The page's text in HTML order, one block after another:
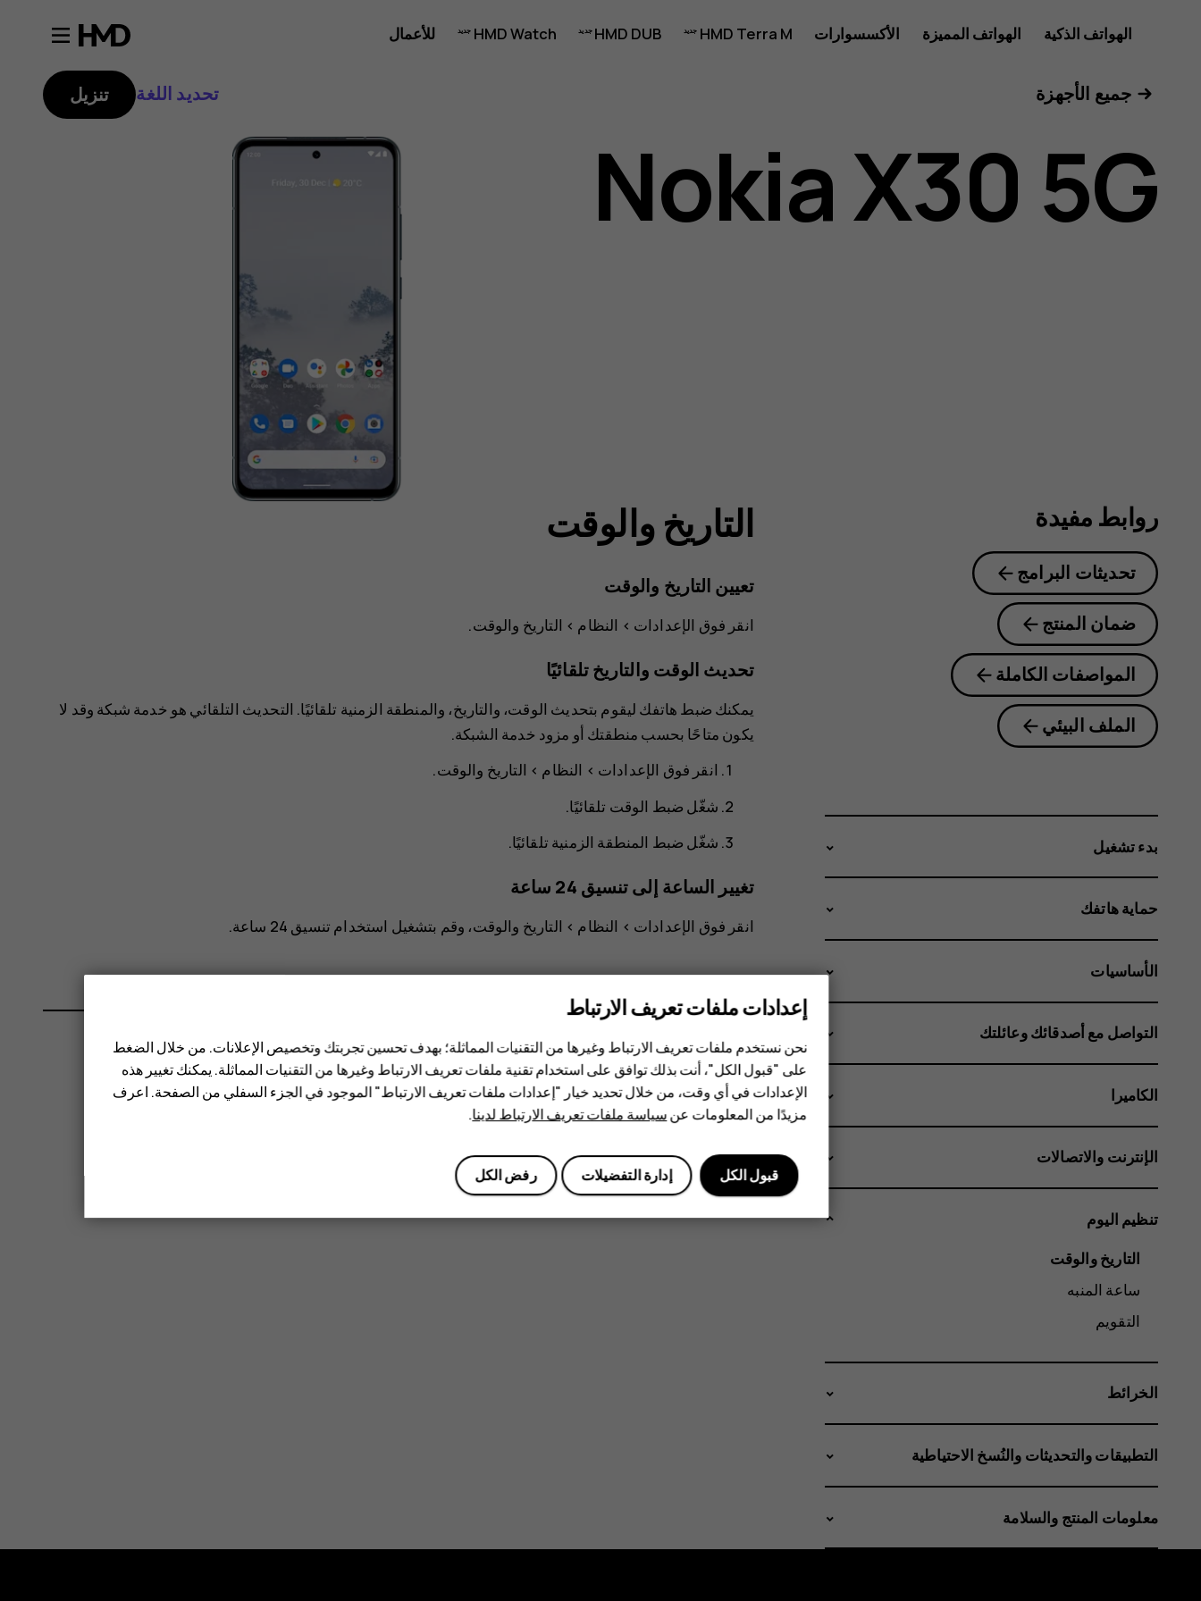
دليل
مستخدم
Nokia
الهواتف الذكية الهواتف المميزة الأكسسوارات HMD Terra M
HMD DUB
HMD Watch
للأعمال
جميع الأجهزة تحديد اللغة تنزيل
Nokia X30 5G
التاريخ والوقت
تعيين التاريخ والوقت
انقر فوق > النظام > التاريخ والوقت.
تحديث الوقت والتاريخ تلقائيًا
يمكنك ضبط هاتفك ليقوم بتحديث الوقت، والتاريخ، والمنطقة الزمنية تلقائيًا. التحديث التلقائي هو خدمة شبكة وقد لا
يكون متاحًا بحسب منطقتك أو مزود خدمة الشبكة.
انقر فوق
> النظام > التاريخ والوقت.
شغّل ضبط الوقت تلقائيًا.
شغّل ضبط المنطقة الزمنية تلقائيًا.
تغيير الساعة إلى تنسيق 24 ساعة
انقر فوق > النظام > التاريخ والوقت، وقم بتشغيل .
هل وجدت هذه المعلومات مفيدة؟
روابط مفيدة
تحديثات البرامج
ضمان المنتج
المواصفات الكاملة
الملف البيئي
بدء تشغيل
حماية هاتفك
الأساسيات
التواصل مع أصدقائك وعائلتك
الكاميرا
الإنترنت والاتصالات
تنظيم اليوم
التاريخ والوقت
ساعة المنبه
التقويم
الخرائط
التطبيقات والتحديثات والنُسخ الاحتياطية
معلومات المنتج والسلامة
إعدادات ملفات تعريف الارتباط
نحن نستخدم ملفات تعريف الارتباط وغيرها من التقنيات المماثلة؛ بهدف تحسين تجربتك وتخصيص الإعلانات. من خلال الضغط
على "قبول الكل"، أنت بذلك توافق على استخدام تقنية ملفات تعريف الارتباط وغيرها من التقنيات المماثلة. يمكنك تغيير هذه
الإعدادات في أي وقت، من خلال تحديد خيار "إعدادات ملفات تعريف الارتباط" الموجود في الجزء السفلي من الصفحة. اعرف
مزيدًا من المعلومات عنسياسة ملفات تعريف الارتباط لدينا.
رفض الكل إدارة التفضيلات قبول الكل